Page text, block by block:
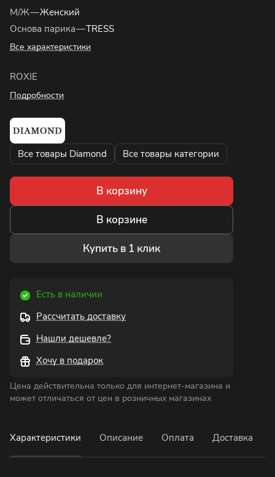
М/Ж—Женский
Основа парика—TRESS
Все характеристики
ROXIE
Подробности
Все товары Diamond Все товары категории
В корзину
В корзине
Купить в 1 клик
Есть в наличии
Рассчитать доставку
Нашли дешевле?
Хочу в подарок
Цена действительна только для интернет-магазина и
может отличаться от цен в розничных магазинах
Характеристики Описание Оплата Доставка